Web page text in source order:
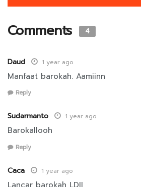
Comments 4
Daud 1 year ago
Manfaat barokah. Aamiinn
Reply
Sudarmanto 1 year ago
Barokallooh
Reply
Caca 1 year ago